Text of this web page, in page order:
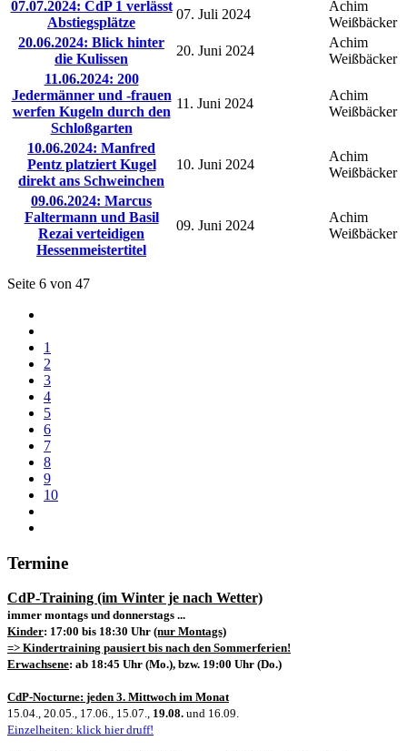
07.07.2024: CdP 1 verlässt
Abstiegsplätze
07. Juli 2024
Achim
Weißbäcker
20.06.2024: Blick hinter
die Kulissen
20. Juni 2024
Achim
Weißbäcker
11.06.2024: 200
Jedermänner und -frauen
werfen Kugeln durch den
Schloßgarten
11. Juni 2024
Achim
Weißbäcker
10.06.2024: Manfred
Pentz platziert Kugel
direkt ans Schweinchen
10. Juni 2024
Achim
Weißbäcker
09.06.2024: Marcus
Faltermann und Basil
Rezai verteidigen
Hessenmeistertitel
09. Juni 2024
Achim
Weißbäcker
Seite 6 von 47
1
2
3
4
5
6
7
8
9
10
Termine
CdP-Training (im Winter je nach Wetter)
immer montags und donnerstags ...
Kinder: 17:00 bis 18:30 Uhr (nur Montags)
=> Kindertraining pausiert bis nach den Sommerferien!
Erwachsene: ab 18:45 Uhr (Mo.), bzw. 19:00 Uhr (Do.)
CdP-Nocturne: jeden 3. Mittwoch im Monat
15.04., 20.05., 17.06., 15.07., 19.08. und 16.09.
Einzelheiten: klick hier druff!